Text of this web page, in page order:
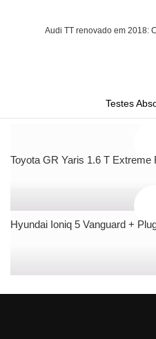
Audi TT renovado em 2018:
Testes
Toyota GR Yaris 1.6 T Extreme
Hyundai Ioniq 5 Vanguard +